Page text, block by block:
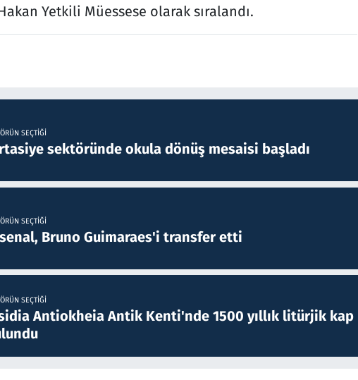
Yetkili Müessese olarak sıralandı.
SEÇTIĞI
sektöründe okula dönüş mesaisi başladı
SEÇTIĞI
Bruno Guimaraes'i transfer etti
SEÇTIĞI
Antiokheia Antik Kenti'nde 1500 yıllık litürjik kap